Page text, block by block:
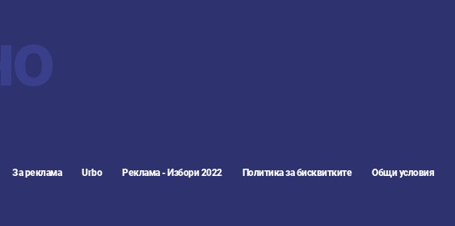
За реклама Urbo Реклама - Избори 2022 Политика за бисквитките
Общи условия